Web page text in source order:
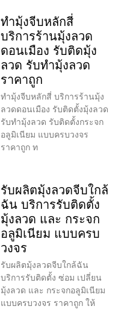
ทำมุ้งจีบหลักสี่
บริการร้านมุ้งลวด
ดอนเมือง รับติดมุ้ง
ลวด รับทำมุ้งลวด
ราคาถูก
ทำมุ้งจีบหลักสี่ บริการร้านมุ้ง
ลวดดอนเมือง รับติดตั้งมุ้งลวด
รับทำมุ้งลวด รับติดตั้งกระจก
อลูมิเนียม แบบครบวงจร
ราคาถูก ท
รับผลิตมุ้งลวดจีบใกล้
ฉัน บริการรับติดตั้ง
มุ้งลวด และ กระจก
อลูมิเนียม แบบครบ
วงจร
รับผลิตมุ้งลวดจีบใกล้ฉัน
บริการรับติดตั้ง ซ่อม เปลี่ยน
มุ้งลวด และ กระจกอลูมิเนียม
แบบครบวงจร ราคาถูก ให้